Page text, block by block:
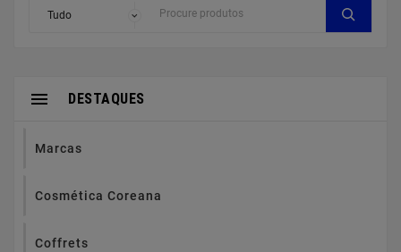
DESTAQUES

Marcas
Cosmética Coreana
Coffrets